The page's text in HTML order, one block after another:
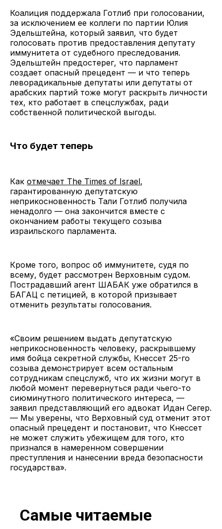
Коалиция поддержала Готлиб при голосовании,
за исключением ее коллеги по партии Юлия
Эдельштейна, который заявил, что будет
голосовать против предоставления депутату
иммунитета от судебного преследования.
Эдельштейн предостерег, что парламент
создает опасный прецедент — и что теперь
леворадикальные депутаты или депутаты от
арабских партий тоже могут раскрыть личности
тех, кто работает в спецслужбах, ради
собственной политической выгоды.
Что будет теперь
Как отмечает The Times of Israel,
гарантированную депутатскую
неприкосновенность Тали Готлиб получила
ненадолго — она закончится вместе с
окончанием работы текущего созыва
израильского парламента.
Кроме того, вопрос об иммунитете, судя по
всему, будет рассмотрен Верховным судом.
Пострадавший агент ШАБАК уже обратился в
БАГАЦ с петицией, в которой призывает
отменить результаты голосования.
«Своим решением выдать депутатскую
неприкосновенность человеку, раскрывшему
имя бойца секретной службы, Кнессет 25-го
созыва демонстрирует всем остальным
сотрудникам спецслужб, что их жизни могут в
любой момент перевернуться ради чьего-то
сиюминутного политического интереса, —
заявил представляющий его адвокат Идан Сегер.
— Мы уверены, что Верховный суд отменит этот
опасный прецедент и постановит, что Кнессет
не может служить убежищем для того, кто
признался в намеренном совершении
преступления и нанесении вреда безопасности
государства».
Самые читаемые